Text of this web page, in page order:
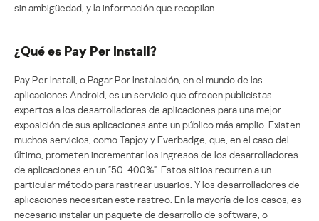
sin ambigüedad, y la información que recopilan.
¿Qué es Pay Per Install?
Pay Per Install, o Pagar Por Instalación, en el mundo de las
aplicaciones Android, es un servicio que ofrecen publicistas
expertos a los desarrolladores de aplicaciones para una mejor
exposición de sus aplicaciones ante un público más amplio. Existen
muchos servicios, como Tapjoy y Everbadge, que, en el caso del
último, prometen incrementar los ingresos de los desarrolladores
de aplicaciones en un “50-400%”. Estos sitios recurren a un
particular método para rastrear usuarios. Y los desarrolladores de
aplicaciones necesitan este rastreo. En la mayoría de los casos, es
necesario instalar un paquete de desarrollo de software, o